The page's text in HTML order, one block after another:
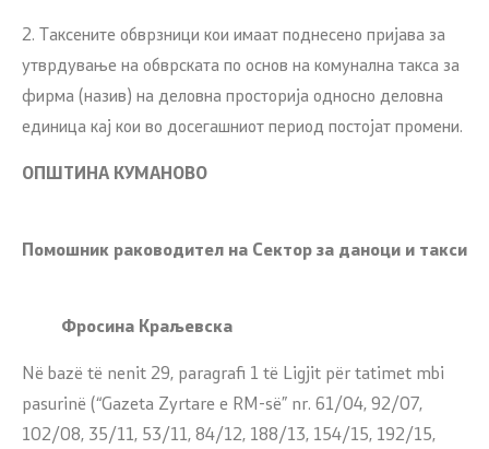
2. Таксените обврзници кои имаат поднесено пријава за
утврдување на обврската по основ на комунална такса за
фирма (назив) на деловна просторија односно деловна
единица кај кои во досегашниот период постојат промени.
ОПШТИНА КУМАНОВО
Помошник раководител на Сектор за даноци и такси
Фросина Краљевска
Në bazë të nenit 29, paragrafi 1 të Ligjit për tatimet mbi
pasurinë (“Gazeta Zyrtare e RM-së” nr. 61/04, 92/07,
102/08, 35/11, 53/11, 84/12, 188/13, 154/15, 192/15,